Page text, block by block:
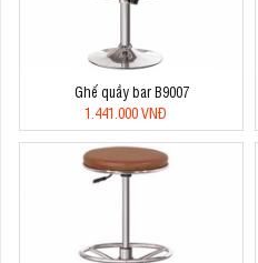
Ghế quầy bar B9007
1.441.000 VNĐ